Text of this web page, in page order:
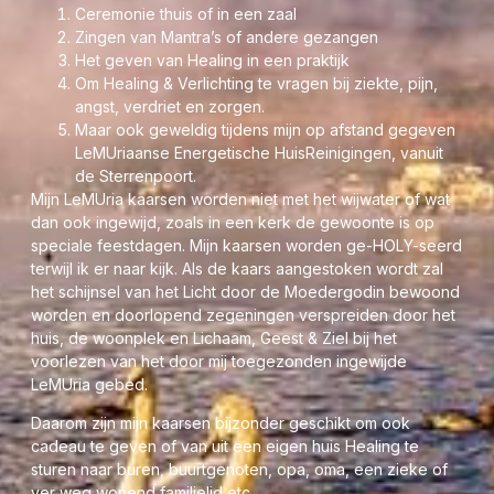
Mijn kaarsen zijn speciaal ingewijd om te gebruiken bij:
World Peace Healing Circles
Ceremonie
Het geven Healing in je praktijk of
Om Healing & Verlichting te ontvangen ziekte, pijn, angst,
verdriet en zorgen.
In te zetten tijdens een LeMUriaanse Energetische
HuisReiniging, gegeven op afstand vanuit mijn
Sterrenpoort.
Vraag bij ziekte, pijn, angst, verdriet of andere zorgelijke
lasten de Goddelijke Moeder om haar hulp en brandt
meerdere uren per dag deze kaars onder begeleiding van
enkele gebeden die jou het meest dierbaar zijn. Je
gebeden zullen altijd gehoord worden én de energie zal
waar deze kaars gebrand wordt een belangrijk hulpmiddel
zijn om de rustgevende healing te ontvangen. Kom je er
niet uit? Overweeg dan eens een Healing vanuit de
Sterrenpoort door Maria van der Geest te ontvangen. Ik
ben een Goddelijke Moeder en Meesteres in het helen van
Ceremonie thuis of in een zaal
Zingen van Mantra’s of andere gezangen
Het geven van Healing in een praktijk
Om Healing & Verlichting te vragen bij ziekte, pijn,
angst, verdriet en zorgen.
Maar ook geweldig tijdens mijn op afstand gegeven
LeMUriaanse Energetische HuisReinigingen, vanuit
de Sterrenpoort.
Mijn LeMUria kaarsen worden niet met het wijwater of wat
dan ook ingewijd, zoals in een kerk de gewoonte is op
speciale feestdagen. Mijn kaarsen worden ge-HOLY-seerd
terwijl ik er naar kijk. Als de kaars aangestoken wordt zal
het schijnsel van het Licht door de Moedergodin bewoond
worden en doorlopend zegeningen verspreiden door het
huis, de woonplek en Lichaam, Geest & Ziel bij het
voorlezen van het door mij toegezonden ingewijde
LeMUria gebed.
Daarom zijn mijn kaarsen bijzonder geschikt om ook
cadeau te geven of van uit een eigen huis Healing te
sturen naar buren, buurtgenoten, opa, oma, een zieke of